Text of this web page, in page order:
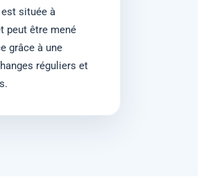
située à
peut être mené
grâce à une
réguliers et